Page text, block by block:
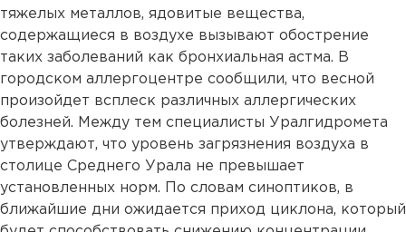
тяжелых металлов, ядовитые вещества,
содержащиеся в воздухе вызывают обострение
таких заболеваний как бронхиальная астма. В
городском аллергоцентре сообщили, что весной
произойдет всплеск различных аллергических
болезней. Между тем специалисты Уралгидромета
утверждают, что уровень загрязнения воздуха в
столице Среднего Урала не превышает
установленных норм. По словам синоптиков, в
ближайшие дни ожидается приход циклона, который